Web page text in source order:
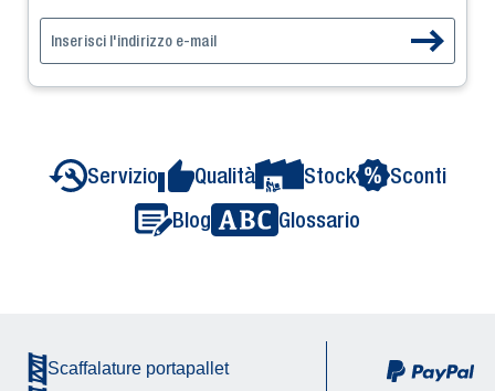
Servizio Qualità Stock
Sconti
Blog
Glossario
Scaffalature portapallet